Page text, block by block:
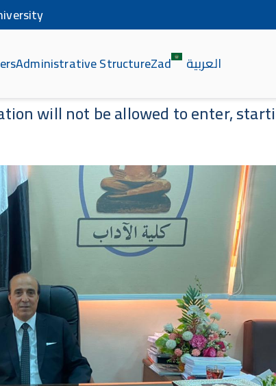
Administrative StructureZad العربية
will not be allowed to enter,